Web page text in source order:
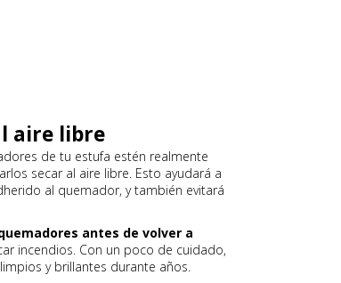
aire libre
de tu estufa estén realmente
secar al aire libre. Esto ayudará a
al quemador, y también evitará
antes de volver a
incendios. Con un poco de cuidado,
y brillantes durante años.